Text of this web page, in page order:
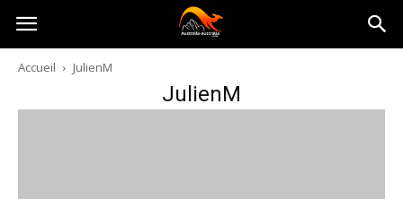
Australia-
australie.com
Accueil JulienM
JulienM